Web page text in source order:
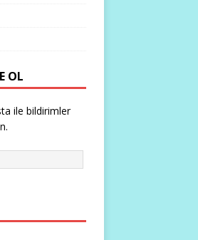
OL
ile bildirimler